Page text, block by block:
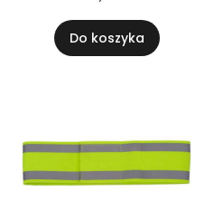
Do koszyka